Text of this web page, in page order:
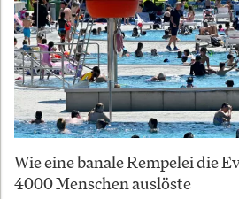
Wie eine banale Rempelei die
4000 Menschen auslöste